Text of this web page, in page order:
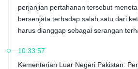
perjanjian pertahanan tersebut
bersenjata terhadap salah satu dari
harus dianggap sebagai serangan
10:33:57
Kementerian Luar Negeri Pakistan: